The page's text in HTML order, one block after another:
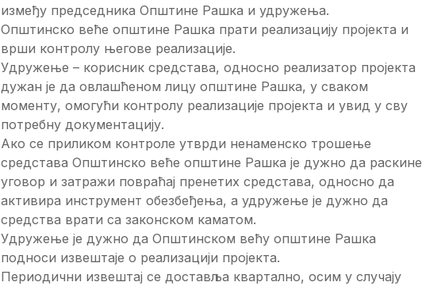
између председника Општине Рашка и удружења.
Општинско веће општине Рашка прати реализацију пројекта и
врши контролу његове реализације.
Удружење – корисник средстава, односно реализатор пројекта
дужан је да овлашћеном лицу општине Рашка, у сваком
моменту, омогући контролу реализације пројекта и увид у сву
потребну документацију.
Ако се приликом контроле утврди ненаменско трошење
средстава Општинско веће општине Рашка је дужно да раскине
уговор и затражи повраћај пренетих средстава, односно да
активира инструмент обезбеђења, а удружење је дужно да
средства врати са законском каматом.
Удружење је дужно да Општинском већу општине Рашка
подноси извештаје о реализацији пројекта.
Периодични извештај се доставља квартално, осим у случају